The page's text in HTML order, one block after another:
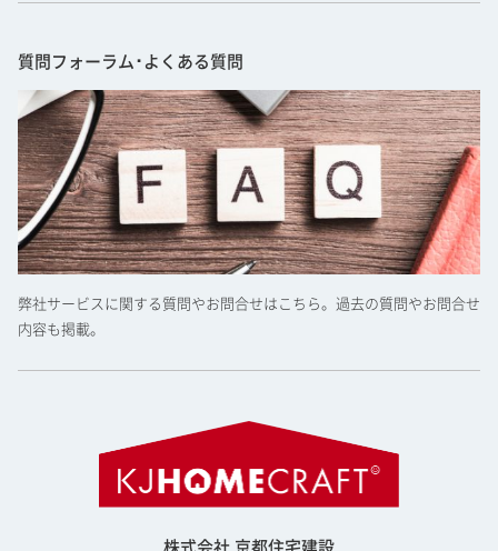
質問フォーラム･よくある質問
弊社サービスに関する質問やお問合せはこちら。過去の質問やお問合せ
内容も掲載。